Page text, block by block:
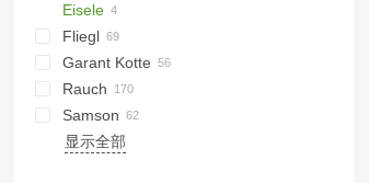
D-series
ZA-E
ZA-F
ZA-M
ZA-TS
ZA-U
L-series
M-series
600
3000
5000
E
B-series
K-series
EV
Terra Gator
Xerion
ANP
CGSA
Alltrac
Liquiliser
Twister
Eisele
FORTIS
Ideal
500-series
Fliegl
ASW
SDS
VFW
HTS
T series
Garant Kotte
FA
Mega
TV
Terra
Tiger
Euroliner
Komfort
Modulo
Wing Jet
Axis
Accord
Exacta
NG
Centerliner
1000
PN
PW
Lift-o-matic
NS
OL
TCI
T507
T544
Upr
FD
N262
Rauch
AGT
Alpha
Samson
CM
SBS
Magnon
DPX
DS
TG
KL
MX
PS
T-series
Hydro Trike
VT
Rapid
Junior
P-series
K-series
显示全部